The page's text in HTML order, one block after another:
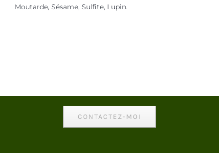
Moutarde, Sésame, Sulfite, Lupin.
CONTACTEZ-MOI